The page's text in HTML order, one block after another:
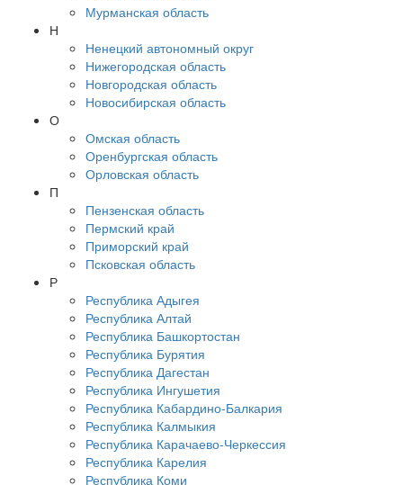
Мурманская область
Н
Ненецкий автономный округ
Нижегородская область
Новгородская область
Новосибирская область
О
Омская область
Оренбургская область
Орловская область
П
Пензенская область
Пермский край
Приморский край
Псковская область
Р
Республика Адыгея
Республика Алтай
Республика Башкортостан
Республика Бурятия
Республика Дагестан
Республика Ингушетия
Республика Кабардино-Балкария
Республика Калмыкия
Республика Карачаево-Черкессия
Республика Карелия
Республика Коми